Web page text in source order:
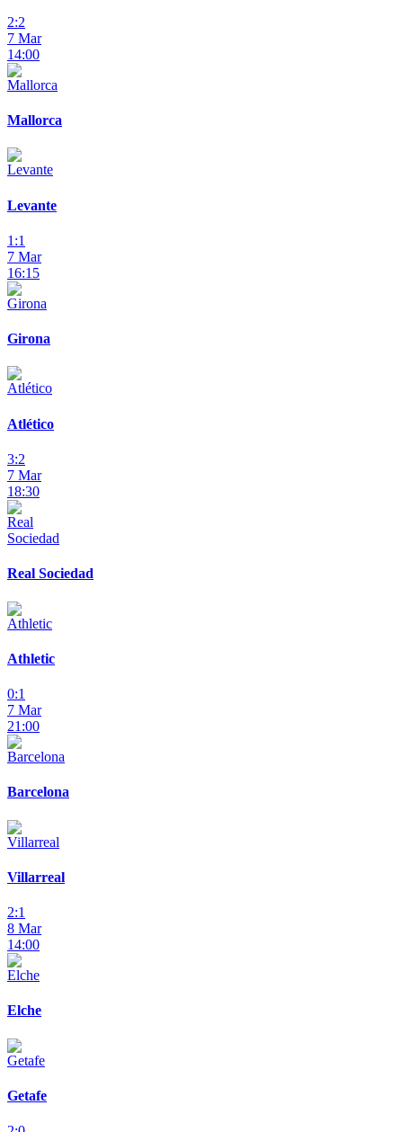
2:2
7 Mar
14:00
Mallorca
Levante
1:1
7 Mar
16:15
Girona
Atlético
3:2
7 Mar
18:30
Real Sociedad
Athletic
0:1
7 Mar
21:00
Barcelona
Villarreal
2:1
8 Mar
14:00
Elche
Getafe